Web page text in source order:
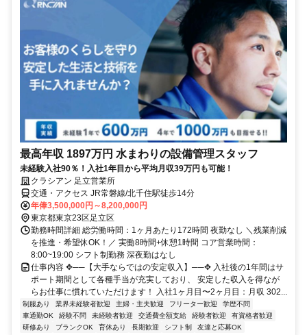
最高年収 1897万円 水まわりの設備管理スタッフ
未経験入社90％！入社1年目から平均月収39万円も可能！
クラシアン 足立営業所
交通・アクセス JR常磐線/北千住駅徒歩14分
年俸3,500,000円～8,200,000円
東京都東京23区足立区
勤務時間詳細 総労働時間：1ヶ月あたり172時間 夜勤なし ＼残業削減
を推進・希望休OK！／ 実働8時間+休憩1時間 コア営業時間：
8:00~19:00 シフト制勤務 深夜勤はなし
仕事内容 ✥──【大手ならではの安定収入】──✥ 入社後の1年間はサ
ポート期間として各種手当が充実しており、 安定した収入を得なが
らお仕事に慣れていただけます！ 入社1ヶ月目〜2ヶ月目：月収 302...
制服あり 業界未経験者歓迎 主婦・主夫歓迎 フリーター歓迎
学歴不問
車通勤OK
経験不問 未経験者歓迎 交通費全額支給 経験者歓迎
有資格者歓迎
研修あり
ブランクOK 育休あり 長期歓迎 シフト制 友達と応募OK